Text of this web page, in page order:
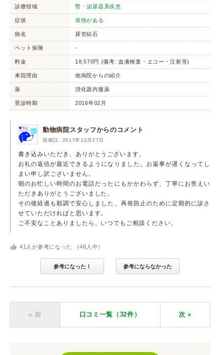
診療領域 腎・泌尿器系疾患
症状 発熱がある
病名 尿管結石
ペット保険 -
料金 18,570円 (備考: 血液検査・エコー・注射等)
来院理由 他病院からの紹介
薬 消化器内服薬
受診時期 2016年02月
動物病院スタッフからのコメント
投稿日: 2017年10月27日
書き込みいただき、ありがとうございます。
お礼の返信が最近できるようになりました。お返事が遅くなってし
まい申し訳ございません。
朝のお忙しい時間のお電話だったにもかかわらず、丁寧にお答えい
ただきありがとうございました。
その後経過も順調で安心しました。再発防止のために定期的に診さ
せていただければと思います。
ご不安なことありましたら、いつでもご相談ください。
41 人が参考になった （46 人中）
参考になった！ 参考にならなかった
« 前 口コミ一覧（32件） 次 »